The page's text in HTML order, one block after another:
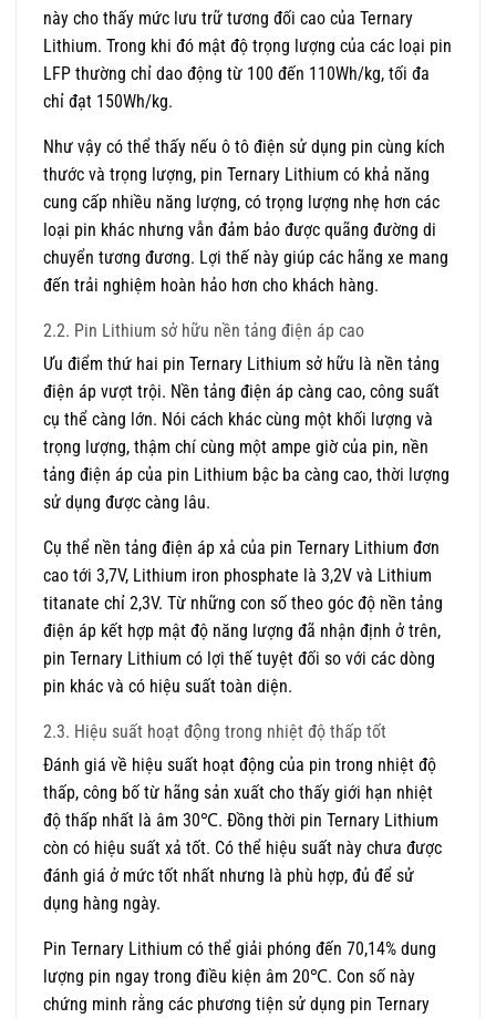
này cho thấy mức lưu trữ tương đối cao của Ternary
Lithium. Trong khi đó mật độ trọng lượng của các loại pin
LFP thường chỉ dao động từ 100 đến 110Wh/kg, tối đa
chỉ đạt 150Wh/kg.
Như vậy có thể thấy nếu ô tô điện sử dụng pin cùng kích
thước và trọng lượng, pin Ternary Lithium có khả năng
cung cấp nhiều năng lượng, có trọng lượng nhẹ hơn các
loại pin khác nhưng vẫn đảm bảo được quãng đường di
chuyển tương đương. Lợi thế này giúp các hãng xe mang
đến trải nghiệm hoàn hảo hơn cho khách hàng.
2.2. Pin Lithium sở hữu nền tảng điện áp cao
Ưu điểm thứ hai pin Ternary Lithium sở hữu là nền tảng
điện áp vượt trội. Nền tảng điện áp càng cao, công suất
cụ thể càng lớn. Nói cách khác cùng một khối lượng và
trọng lượng, thậm chí cùng một ampe giờ của pin, nền
tảng điện áp của pin Lithium bậc ba càng cao, thời lượng
sử dụng được càng lâu.
Cụ thể nền tảng điện áp xả của pin Ternary Lithium đơn
cao tới 3,7V, Lithium iron phosphate là 3,2V và Lithium
titanate chỉ 2,3V. Từ những con số theo góc độ nền tảng
điện áp kết hợp mật độ năng lượng đã nhận định ở trên,
pin Ternary Lithium có lợi thế tuyệt đối so với các dòng
pin khác và có hiệu suất toàn diện.
2.3. Hiệu suất hoạt động trong nhiệt độ thấp tốt
Đánh giá về hiệu suất hoạt động của pin trong nhiệt độ
thấp, công bố từ hãng sản xuất cho thấy giới hạn nhiệt
độ thấp nhất là âm 30℃. Đồng thời pin Ternary Lithium
còn có hiệu suất xả tốt. Có thể hiệu suất này chưa được
đánh giá ở mức tốt nhất nhưng là phù hợp, đủ để sử
dụng hàng ngày.
Pin Ternary Lithium có thể giải phóng đến 70,14% dung
lượng pin ngay trong điều kiện âm 20℃. Con số này
chứng minh rằng các phương tiện sử dụng pin Ternary